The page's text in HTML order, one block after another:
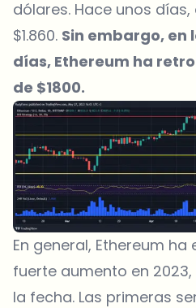
dólares. Hace unos
$1.860. Sin embargo, en
días, Ethereum ha
de $1800.
En general, Ethereum
fuerte aumento en
la fecha. Las primeras